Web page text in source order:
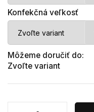
Konfekčná veľkosť
Môžeme doručiť do:
Zvoľte variant